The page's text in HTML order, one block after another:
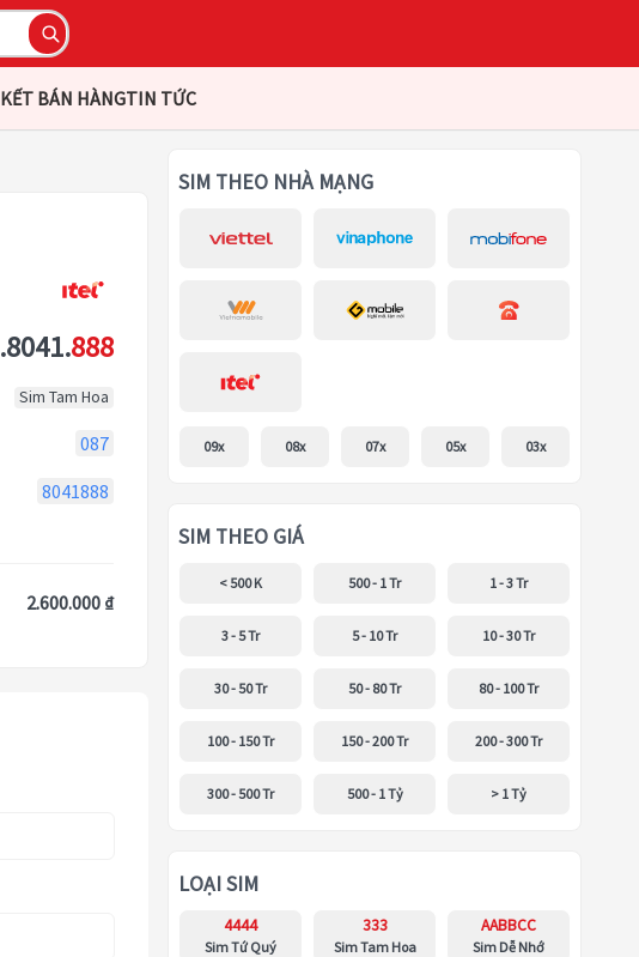
BÁN HÀNGTIN TỨC
888
Sim Tam Hoa
087
8041888
2.600.000 ₫
SIM THEO NHÀ MẠNG
09x 08x 07x 05x 03x
SIM THEO GIÁ
< 500 K 500 - 1 Tr 1 - 3 Tr
3 - 5 Tr 5 - 10 Tr 10 - 30 Tr
30 - 50 Tr 50 - 80 Tr 80 - 100 Tr
100 - 150 Tr 150 - 200 Tr 200 - 300 Tr
300 - 500 Tr 500 - 1 Tỷ > 1 Tỷ
LOẠI SIM
4444
Sim Tứ Quý
333
Sim Tam Hoa
AABBCC
Sim Dễ Nhớ